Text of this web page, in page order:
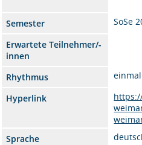
Semester
SoSe
Erwartete Teilnehmer/-
innen
Rhythmus
Hyperlink
Sprache